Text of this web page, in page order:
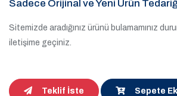
Sadece Orijinal ve Yeni Ürün
Sitemizde aradığınız ürünü bulamamınız
iletişime geçiniz.
Teklif İste Sepete